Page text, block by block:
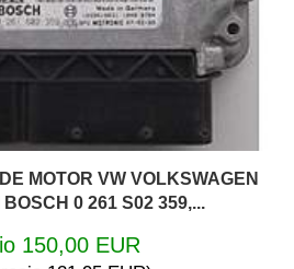
MOTOR VW VOLKSWAGEN
0 261 S02 359,...
150,00 EUR